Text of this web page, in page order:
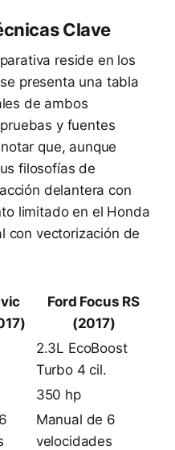
Clave
reside en los
presenta una tabla
de ambos
y fuentes
que, aunque
filosofías de
delantera con
limitado en el Honda
con vectorización de
Ford Focus RS
(2017)
2.3L EcoBoost
Turbo 4 cil.
350 hp
Manual de 6
velocidades